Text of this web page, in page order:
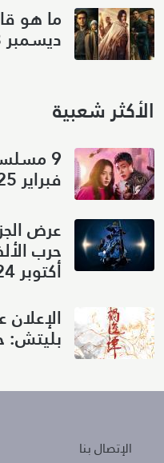
ما هو
ديسمبر 2023
الأكثر شعبية
9
فبراير 2025
أكتوبر 2024!
بليتش:
Policies
الإتصال بنا